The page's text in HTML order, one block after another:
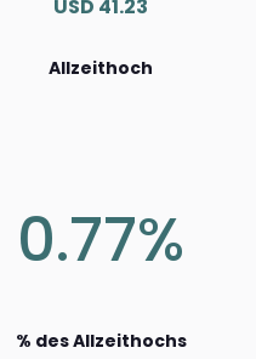
USD 41.23
Allzeithoch
0.77%
% des Allzeithochs